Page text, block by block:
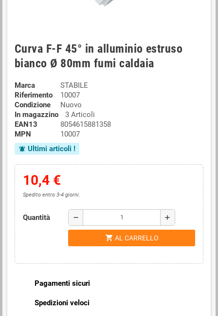
Curva F-F 45° in alluminio estruso
bianco Ø 80mm fumi caldaia
Marca
STABILE
Riferimento
10007
Condizione
Nuovo
In magazzino
3 Articoli
EAN13
8054615881358
MPN
10007
notifications_active Ultimi articoli !
10,4 €
Spedito entro 3-4 giorni.
Quantità remove add
shopping_cart AL CARRELLO
Pagamenti sicuri
Spedizioni veloci